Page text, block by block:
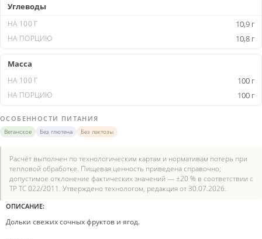
Углеводы
10,9 г
10,8 г
Масса
100 г
100 г
ОСОБЕННОСТИ ПИТАНИЯ
Веганское Без глютена Без лактозы
Расчёт выполнен по технологическим картам и нормативам потерь при
тепловой обработке. Пищевая ценность приведена справочно;
допустимое отклонение фактических значений — ±20 % в соответствии с
ТР ТС 022/2011. Утверждено технологом, редакция от 30.07.2026.
ОПИСАНИЕ:
Дольки свежих сочных фруктов и ягод.